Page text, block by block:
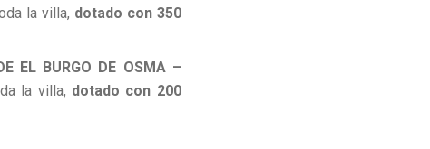
la villa, dotado con 350
EL BURGO DE OSMA –
la villa, dotado con 200